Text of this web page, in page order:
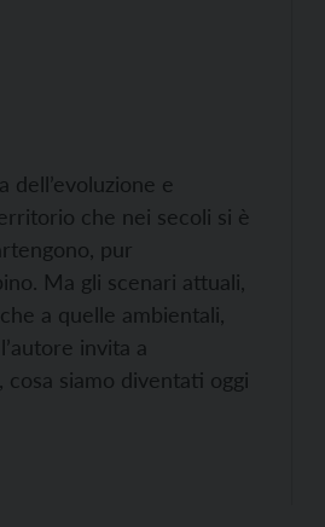
dell’evoluzione e
che nei secoli si è
pur
Ma gli scenari attuali,
a quelle ambientali,
invita a
siamo diventati oggi